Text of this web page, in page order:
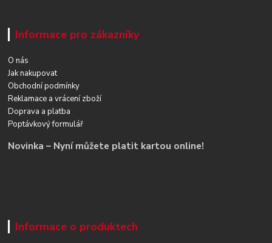
Informace pro zákazníky
O nás
Jak nakupovat
Obchodní podmínky
Reklamace a vrácení zboží
Doprava a platba
Poptávkový formulář
Novinka – Nyní můžete platit kartou online!
Informace o produktech